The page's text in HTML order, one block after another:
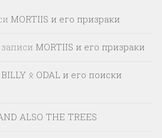
MORTIIS и его призраки
MORTIIS и его призраки
BILLY ᛟ ODAL и его поиски
ALSO THE TREES